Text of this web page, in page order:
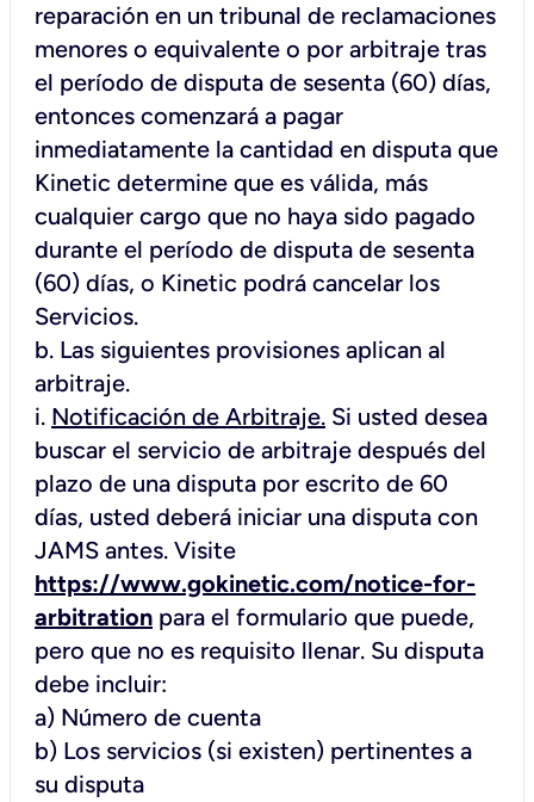
reparación en un tribunal de reclamaciones
menores o equivalente o por arbitraje tras
el período de disputa de sesenta (60) días,
entonces comenzará a pagar
inmediatamente la cantidad en disputa que
Kinetic determine que es válida, más
cualquier cargo que no haya sido pagado
durante el período de disputa de sesenta
(60) días, o Kinetic podrá cancelar los
Servicios.
b. Las siguientes provisiones aplican al
arbitraje.
i. Notificación de Arbitraje. Si usted desea
buscar el servicio de arbitraje después del
plazo de una disputa por escrito de 60
días, usted deberá iniciar una disputa con
JAMS antes. Visite
https://www.gokinetic.com/notice-for-
arbitration para el formulario que puede,
pero que no es requisito llenar. Su disputa
debe incluir:
a) Número de cuenta
b) Los servicios (si existen) pertinentes a
su disputa